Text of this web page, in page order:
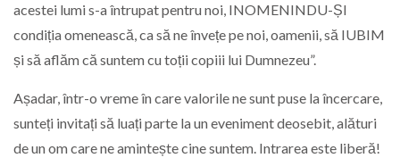
acestei lumi s-a întrupat pentru noi, INOMENINDU-ȘI
condiția omenească, ca să ne învețe pe noi, oamenii, să IUBIM
și să aflăm că suntem cu toții copiii lui Dumnezeu”.
Așadar, într-o vreme în care valorile ne sunt puse la încercare,
sunteți invitați să luați parte la un eveniment deosebit, alături
de un om care ne amintește cine suntem. Intrarea este liberă!